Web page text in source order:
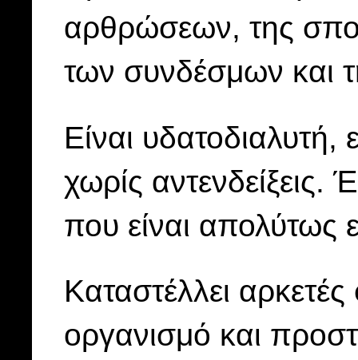
αρθρώσεων, της
των συνδέσμων και
Είναι
χωρίς αντενδείξεις.
που είναι απολύτως
Καταστέλλει
οργανισμό και